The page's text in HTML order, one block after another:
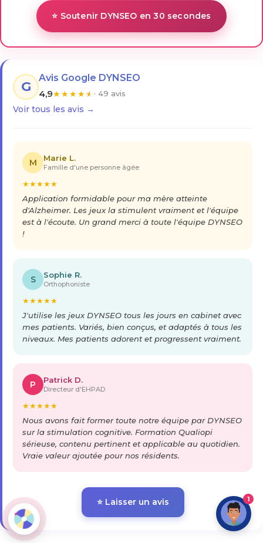
⭐ Soutenir DYNSEO en 30 secondes
G
Avis Google DYNSEO
4,9★★★★★ · 49 avis
Voir tous les avis →
M Marie L.
Famille d'une personne âgée
★★★★★
Application formidable pour ma mère atteinte
d'Alzheimer. Les jeux la stimulent vraiment et l'équipe
est à l'écoute. Un grand merci à toute l'équipe DYNSEO
!
S Sophie R.
Orthophoniste
★★★★★
J'utilise les jeux DYNSEO tous les jours en cabinet avec
mes patients. Variés, bien conçus, et adaptés à tous les
niveaux. Mes patients adorent et progressent vraiment.
P Patrick D.
Directeur d'EHPAD
★★★★★
Nous avons fait former toute notre équipe par DYNSEO
sur la stimulation cognitive. Formation Qualiopi
sérieuse, contenu pertinent et applicable au quotidien.
Vraie valeur ajoutée pour nos résidents.
⭐ Laisser un avis 1